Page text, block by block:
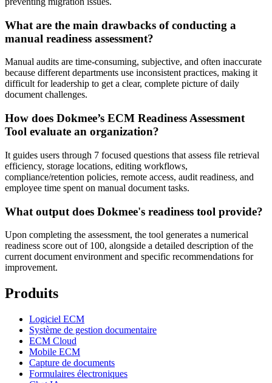
What are the main drawbacks of conducting a
manual readiness assessment?
Manual audits are time-consuming, subjective, and often inaccurate
because different departments use inconsistent practices, making it
difficult for leadership to get a clear, complete picture of daily
document challenges.
How does Dokmee’s ECM Readiness Assessment
Tool evaluate an organization?
It guides users through 7 focused questions that assess file retrieval
efficiency, storage locations, editing workflows,
compliance/retention policies, remote access, audit readiness, and
employee time spent on manual document tasks.
What output does Dokmee's readiness tool provide?
Upon completing the assessment, the tool generates a numerical
readiness score out of 100, alongside a detailed description of the
current document environment and specific recommendations for
improvement.
Produits
Logiciel ECM
Système de gestion documentaire
ECM Cloud
Mobile ECM
Capture de documents
Formulaires électroniques